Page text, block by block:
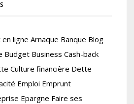
ligne Arnaque Banque Blog
Budget Business Cash-back
Culture financière Dette
Emploi Emprunt
Epargne Faire ses